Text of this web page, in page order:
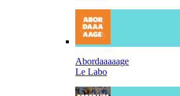
Abordaaaaage
Le Labo